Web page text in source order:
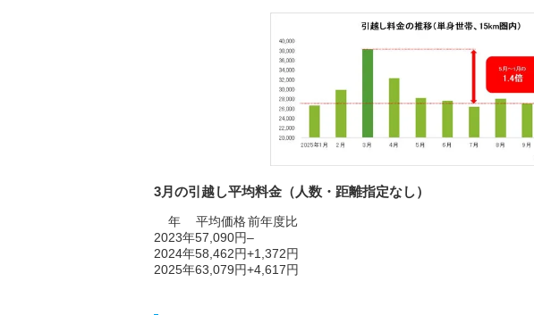
3月の引越し平均料金（人数・距離指定なし）
年 平均価格前年度比
2023年57,090円–
2024年58,462円+1,372円
2025年63,079円+4,617円